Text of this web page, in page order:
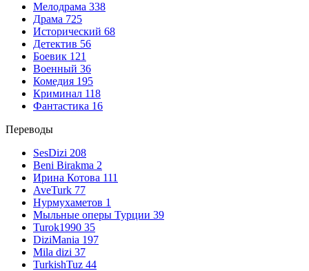
Мелодрама 338
Драма 725
Исторический 68
Детектив 56
Боевик 121
Военный 36
Комедия 195
Криминал 118
Фантастика 16
Переводы
SesDizi 208
Beni Birakma 2
Ирина Котова 111
AveTurk 77
Нурмухаметов 1
Мыльные оперы Турции 39
Turok1990 35
DiziMania 197
Mila dizi 37
TurkishTuz 44